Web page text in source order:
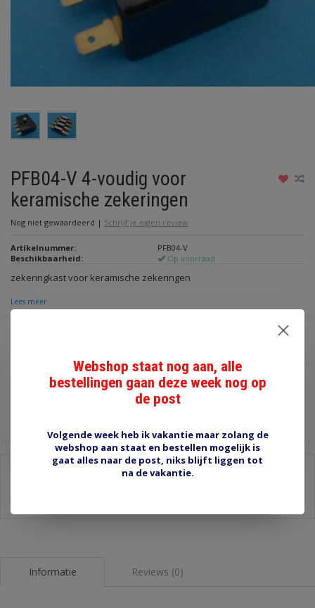
PFB04-V 4-voudig voor
keramische zekeringen
Nog niet gewaardeerd | Schrijf je eigen review
Artikelnummer:
PFB04-V
Beschikbaarheid:
Op voorraad
zekeringkast voor keramische zekeringen
Lees meer
Toevoegen aan winkelwagen
Informatie Reviews (0)
Webshop staat nog aan, alle
bestellingen gaan deze week nog op
de post
Volgende week heb ik vakantie maar zolang de
webshop aan staat en bestellen mogelijk is
gaat alles naar de post, niks blijft liggen tot
na de vakantie.